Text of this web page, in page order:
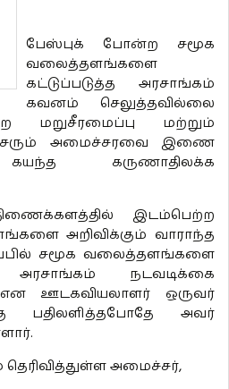
பேஸ்புக் போன்ற சமூக
வலைத்தளங்களை
கட்டுப்படுத்த அரசாங்கம்
கவனம் செலுத்தவில்லை
மறுசீரமைப்பு மற்றும்
அமைச்சரவை இணை
கருணாதிலக்க
இடம்பெற்ற
அறிவிக்கும் வாராந்த
சமூக வலைத்தளங்களை
அரசாங்கம் நடவடிக்கை
ஊடகவியலாளர் ஒருவர்
பதிலளித்தபோதே அவர்
அமைச்சர்,